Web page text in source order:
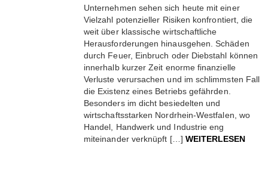
Unternehmen sehen sich heute mit einer
Vielzahl potenzieller Risiken konfrontiert, die
weit über klassische wirtschaftliche
Herausforderungen hinausgehen. Schäden
durch Feuer, Einbruch oder Diebstahl können
innerhalb kurzer Zeit enorme finanzielle
Verluste verursachen und im schlimmsten Fall
die Existenz eines Betriebs gefährden.
Besonders im dicht besiedelten und
wirtschaftsstarken Nordrhein-Westfalen, wo
Handel, Handwerk und Industrie eng
miteinander verknüpft […] WEITERLESEN